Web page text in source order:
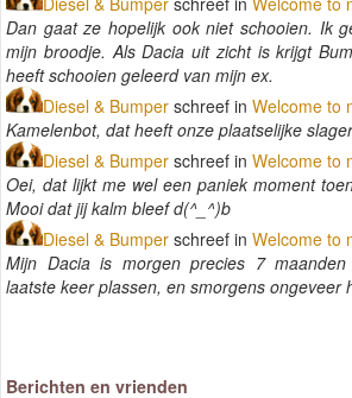
Dan gaat ze hopelijk ook niet schooien. Ik
mijn broodje. Als Dacia uit zicht is krijgt
heeft schooien geleerd van mijn ex.
Diesel & Bumper schreef in Welcome to
Kamelenbot, dat heeft onze plaatselijke
Diesel & Bumper schreef in Welcome to
Oei, dat lijkt me wel een paniek moment
Mooi dat jij kalm bleef d(^_^)b
Diesel & Bumper schreef in Welcome to
Mijn Dacia is morgen precies 7
laatste keer plassen, en smorgens ongeveer
Berichten en vrienden